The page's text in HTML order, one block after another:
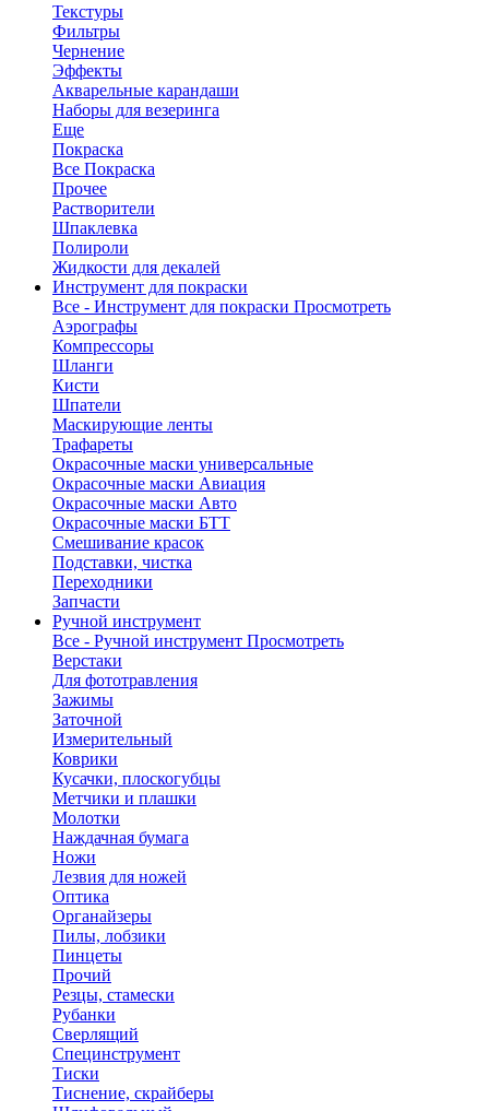
Текстуры
Фильтры
Чернение
Эффекты
Акварельные карандаши
Наборы для везеринга
Еще
Покраска
Все Покраска
Прочее
Растворители
Шпаклевка
Полироли
Жидкости для декалей
Инструмент для покраски
Все - Инструмент для покраски Просмотреть
Аэрографы
Компрессоры
Шланги
Кисти
Шпатели
Маскирующие ленты
Трафареты
Окрасочные маски универсальные
Окрасочные маски Авиация
Окрасочные маски Авто
Окрасочные маски БТТ
Смешивание красок
Подставки, чистка
Переходники
Запчасти
Ручной инструмент
Все - Ручной инструмент Просмотреть
Верстаки
Для фототравления
Зажимы
Заточной
Измерительный
Коврики
Кусачки, плоскогубцы
Метчики и плашки
Молотки
Наждачная бумага
Ножи
Лезвия для ножей
Оптика
Органайзеры
Пилы, лобзики
Пинцеты
Прочий
Резцы, стамески
Рубанки
Сверлящий
Специнструмент
Тиски
Тиснение, скрайберы